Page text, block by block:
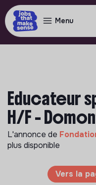
Menu
Educateur
H/F -
L'annonce de
plus disponible
Vers la